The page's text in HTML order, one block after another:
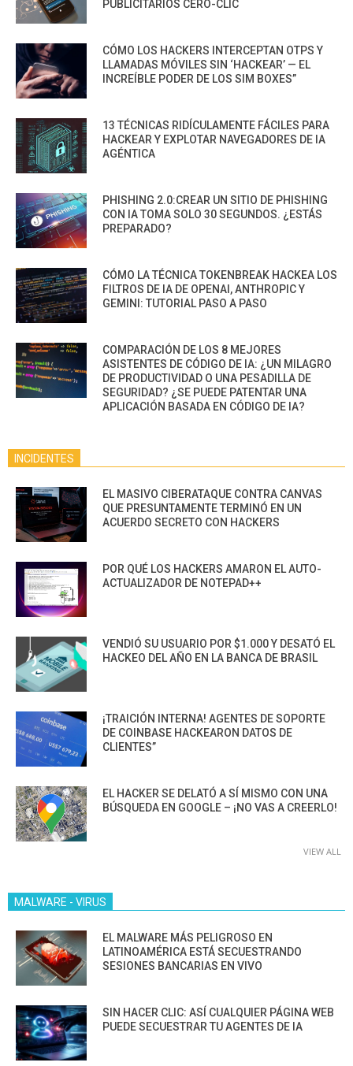
PUBLICITARIOS CERO-CLIC
CÓMO LOS HACKERS INTERCEPTAN OTPS Y
LLAMADAS MÓVILES SIN ‘HACKEAR’ — EL
INCREÍBLE PODER DE LOS SIM BOXES”
13 TÉCNICAS RIDÍCULAMENTE FÁCILES PARA
HACKEAR Y EXPLOTAR NAVEGADORES DE IA
AGÉNTICA
PHISHING 2.0:CREAR UN SITIO DE PHISHING
CON IA TOMA SOLO 30 SEGUNDOS. ¿ESTÁS
PREPARADO?
CÓMO LA TÉCNICA TOKENBREAK HACKEA LOS
FILTROS DE IA DE OPENAI, ANTHROPIC Y
GEMINI: TUTORIAL PASO A PASO
COMPARACIÓN DE LOS 8 MEJORES
ASISTENTES DE CÓDIGO DE IA: ¿UN MILAGRO
DE PRODUCTIVIDAD O UNA PESADILLA DE
SEGURIDAD? ¿SE PUEDE PATENTAR UNA
APLICACIÓN BASADA EN CÓDIGO DE IA?
INCIDENTES
EL MASIVO CIBERATAQUE CONTRA CANVAS
QUE PRESUNTAMENTE TERMINÓ EN UN
ACUERDO SECRETO CON HACKERS
POR QUÉ LOS HACKERS AMARON EL AUTO-
ACTUALIZADOR DE NOTEPAD++
VENDIÓ SU USUARIO POR $1.000 Y DESATÓ EL
HACKEO DEL AÑO EN LA BANCA DE BRASIL
¡TRAICIÓN INTERNA! AGENTES DE SOPORTE
DE COINBASE HACKEARON DATOS DE
CLIENTES”
EL HACKER SE DELATÓ A SÍ MISMO CON UNA
BÚSQUEDA EN GOOGLE – ¡NO VAS A CREERLO!
VIEW ALL
MALWARE - VIRUS
EL MALWARE MÁS PELIGROSO EN
LATINOAMÉRICA ESTÁ SECUESTRANDO
SESIONES BANCARIAS EN VIVO
SIN HACER CLIC: ASÍ CUALQUIER PÁGINA WEB
PUEDE SECUESTRAR TU AGENTES DE IA